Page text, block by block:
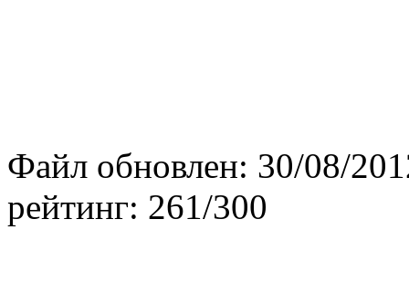
Файл обновлен: 30/08/
рейтинг: 261/300